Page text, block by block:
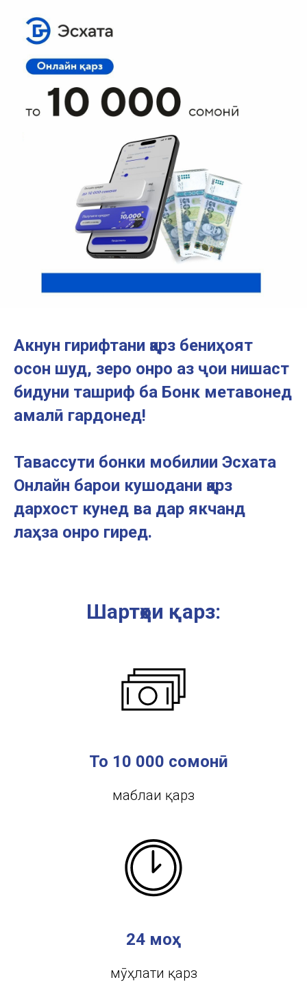
Акнун гирифтани қарз бениҳоят
осон шуд, зеро онро аз ҷои нишаст
бидуни ташриф ба Бонк метавонед
амалӣ гардонед!
Тавассути бонки мобилии Эсхата
Онлайн барои кушодани қарз
дархост кунед ва дар якчанд
лаҳза онро гиред.
Шартҳои қарз:
То 10 000 сомонӣ
маблағи қарз
24 моҳ
мӯҳлати қарз